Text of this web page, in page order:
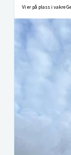
Vi er på plass i vakre